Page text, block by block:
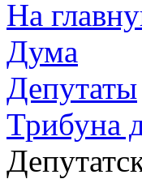
На
Дума
Депутаты
Трибуна